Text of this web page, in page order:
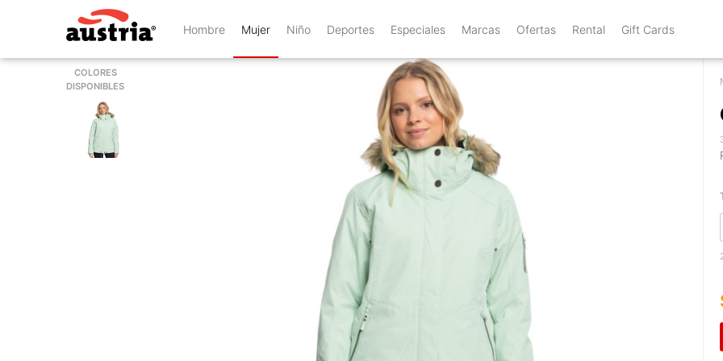
Hombre Mujer Niño Deportes Especiales Marcas Ofertas Rental Gift Cards
COLORES
DISPONIBLES